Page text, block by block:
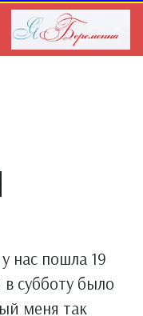
нас пошла 19
субботу было
меня так